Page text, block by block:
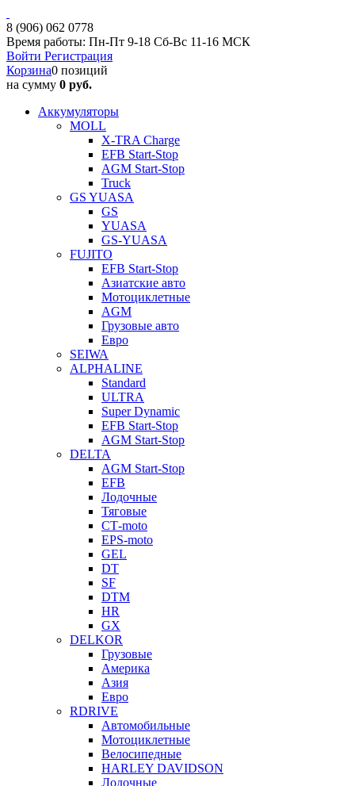
8 (906) 062 0778
Время работы: Пн-Пт 9-18 Сб-Вс 11-16 МСК
Войти Регистрация
Корзина0 позиций
на сумму 0 руб.
Аккумуляторы
MOLL
X-TRA Charge
EFB Start-Stop
AGM Start-Stop
Truck
GS YUASA
GS
YUASA
GS-YUASA
FUJITO
EFB Start-Stop
Азиатские авто
Мотоциклетные
AGM
Грузовые авто
Евро
SEIWA
ALPHALINE
Standard
ULTRA
Super Dynamic
EFB Start-Stop
AGM Start-Stop
DELTA
AGM Start-Stop
EFB
Лодочные
Тяговые
СТ-moto
EPS-moto
GEL
DT
SF
DTM
HR
GX
DELKOR
Грузовые
Америка
Азия
Евро
RDRIVE
Автомобильные
Мотоциклетные
Велосипедные
HARLEY DAVIDSON
Лодочные